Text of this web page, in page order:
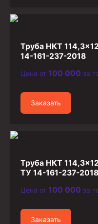
Труба НКТ
14-161-237-2018
Цена от 100 000 за
Заказать
Труба НКТ
ТУ 14-161-237-2018
Цена от 100 000 за
Заказать